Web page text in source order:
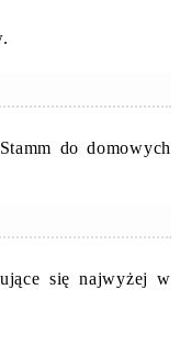
do domowych
się najwyżej w